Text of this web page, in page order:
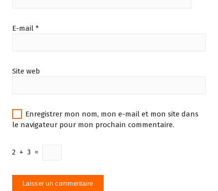
E-mail *
Site web
Enregistrer mon nom, mon e-mail et mon site dans
le navigateur pour mon prochain commentaire.
2 + 3 =